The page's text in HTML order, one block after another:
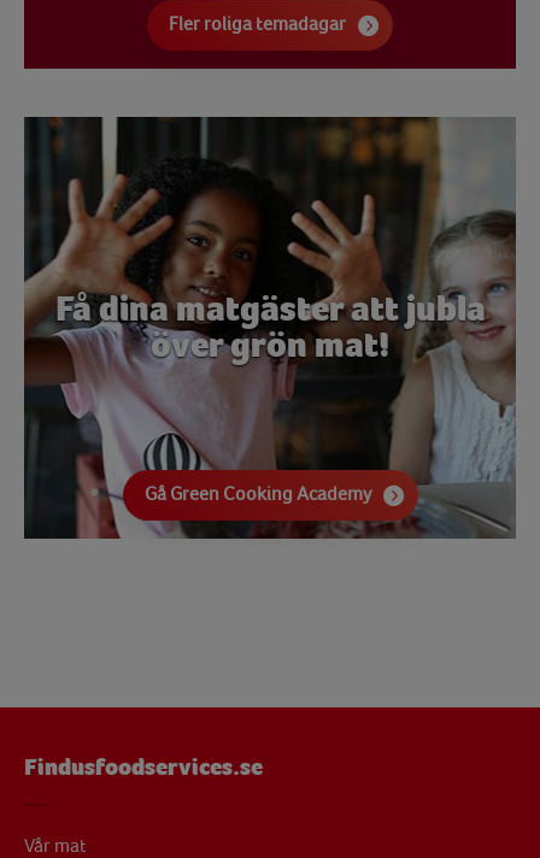
Fler roliga temadagar
Få dina matgäster att jubla
över grön mat!
Gå Green Cooking Academy
Findusfoodservices.se
Vår mat